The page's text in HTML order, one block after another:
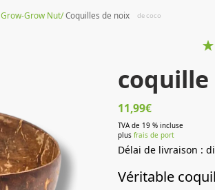
Grow-Grow Nut/Coquilles de noix de coco
coquille
11,99€
TVA de 19 % incluse
plusfrais de port
Délai de livraison :
Véritable